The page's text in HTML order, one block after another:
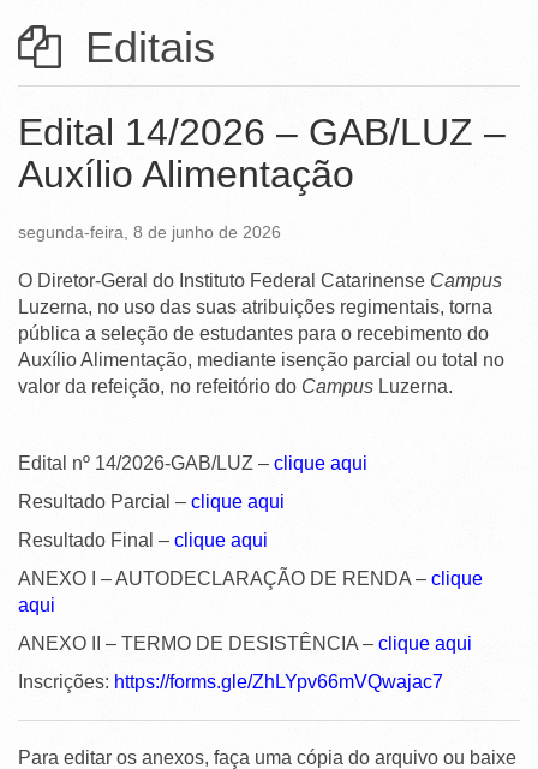
Ministério do Meio Ambiente
Ministério do Desenvolvimento Regional
Secretaria-Geral
Secretaria de Governo
Gabinete de Segurança Institucional
Planalto
Editais
Edital 14/2026 – GAB/LUZ –
Auxílio Alimentação
segunda-feira, 8 de junho de 2026
O Diretor-Geral do Instituto Federal Catarinense Campus
Luzerna, no uso das suas atribuições regimentais, torna
pública a seleção de estudantes para o recebimento do
Auxílio Alimentação, mediante isenção parcial ou total no
valor da refeição, no refeitório do Campus Luzerna.
Edital nº 14/2026-GAB/LUZ – clique aqui
Resultado Parcial – clique aqui
Resultado Final – clique aqui
ANEXO I – AUTODECLARAÇÃO DE RENDA – clique
aqui
ANEXO II – TERMO DE DESISTÊNCIA – clique aqui
Inscrições: https://forms.gle/ZhLYpv66mVQwajac7
Para editar os anexos, faça uma cópia do arquivo ou baixe